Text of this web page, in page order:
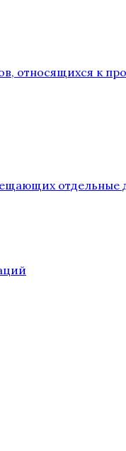
относящихся к